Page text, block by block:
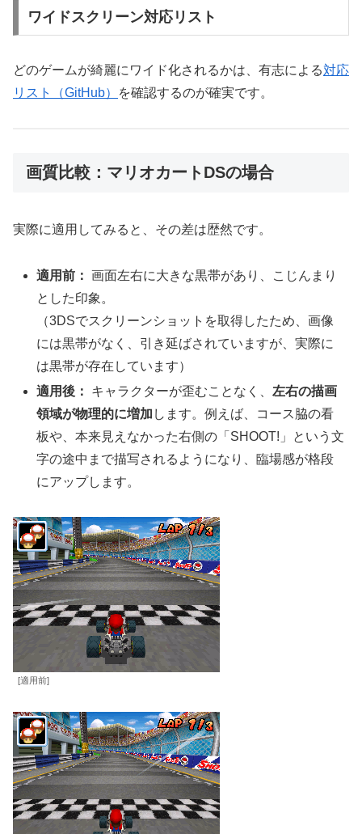
ワイドスクリーン対応リスト
どのゲームが綺麗にワイド化されるかは、有志による対応
リスト（GitHub）
を確認するのが確実です。
画質比較：マリオカートDSの場合
実際に適用してみると、その差は歴然です。
適用前： 画面左右に大きな黒帯があり、こじんまり
とした印象。
（3DSでスクリーンショットを取得したため、画像
には黒帯がなく、引き延ばされていますが、実際に
は黒帯が存在しています）
適用後：
キャラクターが歪むことなく、左右の描画
領域が物理的に増加 します。例えば、コース脇の看
板や、本来見えなかった右側の「SHOOT!」という文
字の途中まで描写されるようになり、臨場感が格段
にアップします。
[適用前]